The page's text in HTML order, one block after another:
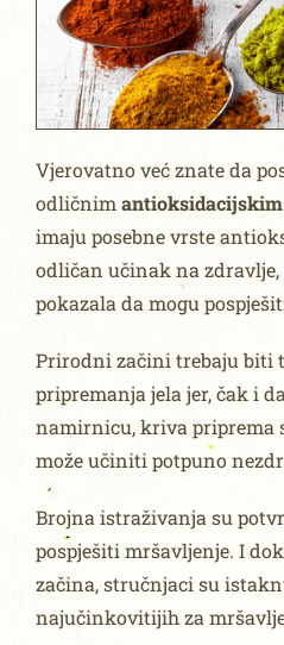
Vjerovatno već znate da
odličnim
imaju posebne vrste
odličan učinak na
pokazala da mogu
Prirodni začini trebaju biti
pripremanja jela jer, čak i
namirnicu, kriva priprema
može učiniti potpuno
Brojna istraživanja su
pospješiti mršavljenje. I
začina, stručnjaci su
najučinkovitijih za